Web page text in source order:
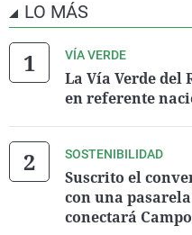
LO MÁS
VÍA VERDE
La Vía Verde del
en referente
SOSTENIBILIDAD
Suscrito el
con una
conectará